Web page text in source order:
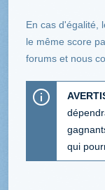
En cas d'égalité,
le même score
forums et nous
qui